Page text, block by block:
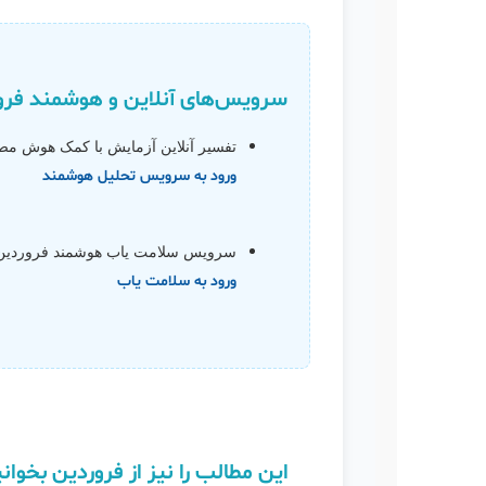
سرویس‌های آنلاین و هوشمند
تفسیر آنلاین آزمایش با کمک هوش
ورود به سرویس تحلیل هوشمند
سرویس سلامت یاب هوشمند
ورود به سلامت یاب
این مطالب را نیز از فروردین